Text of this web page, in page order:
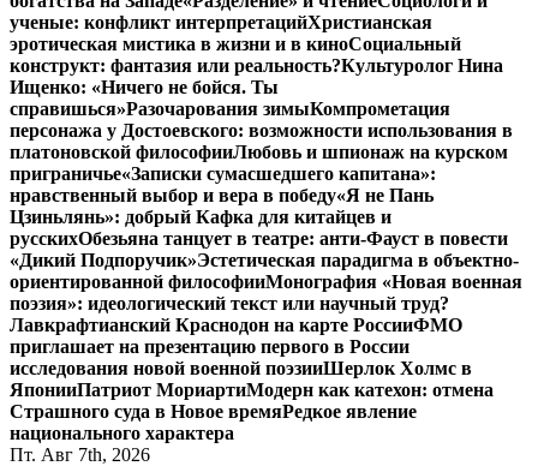
ученые: конфликт интерпретацийХристианская
эротическая мистика в жизни и в киноСоциальный
конструкт: фантазия или реальность?Культуролог Нина
Ищенко: «Ничего не бойся. Ты
справишься»Разочарования зимыКомпрометация
персонажа у Достоевского: возможности использования в
платоновской философииЛюбовь и шпионаж на курском
приграничье«Записки сумасшедшего капитана»:
нравственный выбор и вера в победу«Я не Пань
Цзиньлянь»: добрый Кафка для китайцев и
русскихОбезьяна танцует в театре: анти-Фауст в повести
«Дикий Подпоручик»Эстетическая парадигма в объектно-
ориентированной философииМонография «Новая военная
поэзия»: идеологический текст или научный труд?
Лавкрафтианский Краснодон на карте РоссииФМО
приглашает на презентацию первого в России
исследования новой военной поэзииШерлок Холмс в
ЯпонииПатриот МориартиМодерн как катехон: отмена
Страшного суда в Новое времяРедкое явление
национального характера
Пт. Авг 7th, 2026